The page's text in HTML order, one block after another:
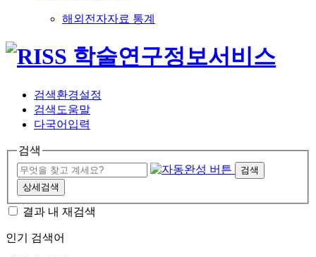
해외전자자료 통계
검색환경설정
검색도움말
다국어입력
검색
검색
상세검색
결과 내 재검색
인기 검색어